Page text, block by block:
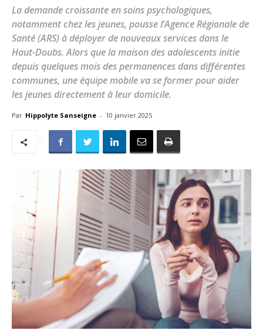
La demande croissante en soins psychologiques,
notamment chez les jeunes, pousse l’Agence Régionale de
Santé (ARS) à déployer de nouveaux services dans le
Haut-Doubs. Alors que la maison des adolescents initie
depuis quelques mois des permanences dans différentes
communes, une équipe mobile va se former pour aider
les jeunes directement à leur domicile.
Par Hippolyte Sanseigne - 10 janvier 2025